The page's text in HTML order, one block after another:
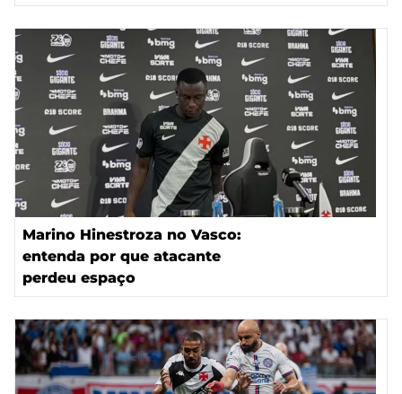
Marino Hinestroza no Vasco:
entenda por que atacante
perdeu espaço